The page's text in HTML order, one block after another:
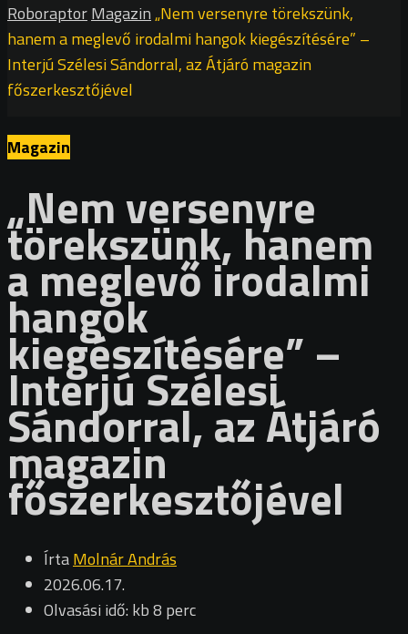
RoboraptorMagazin„Nem versenyre törekszünk,
hanem a meglevő irodalmi hangok kiegészítésére” –
Interjú Szélesi Sándorral, az Átjáró magazin
főszerkesztőjével
Magazin
„Nem versenyre
törekszünk, hanem
a meglevő irodalmi
hangok
kiegészítésére” –
Interjú Szélesi
Sándorral, az Átjáró
magazin
főszerkesztőjével
ÍrtaMolnár András
2026.06.17.
Olvasási idő: kb 8 perc